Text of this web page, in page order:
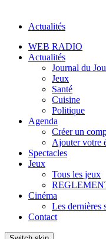
Actualités
WEB RADIO
Actualités
Journal du
Jeux
Santé
Cuisine
Politique
Agenda
Créer un
Ajouter votre
Spectacles
Jeux
Tous les jeux
Cinéma
Les dernières
Contact